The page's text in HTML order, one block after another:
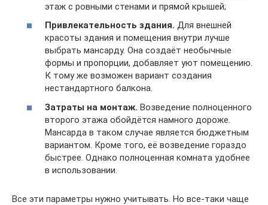
этаж с ровными стенами и прямой крышей;
Привлекательность здания. Для внешней
красоты здания и помещения внутри лучше
выбрать мансарду. Она создаёт необычные
формы и пропорции, добавляет уют помещению.
К тому же возможен вариант создания
нестандартного балкона.
Затраты на монтаж. Возведение полноценного
второго этажа обойдётся намного дороже.
Мансарда в таком случае является бюджетным
вариантом. Кроме того, её возведение гораздо
быстрее. Однако полноценная комната удобнее
в использовании.
Все эти параметры нужно учитывать. Но все-таки чаще